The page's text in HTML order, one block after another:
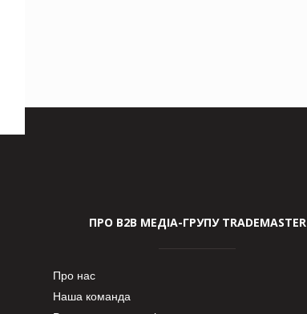
ПРО В2В МЕДІА-ГРУПУ TRADEMASTER
Про нас
Наша команда